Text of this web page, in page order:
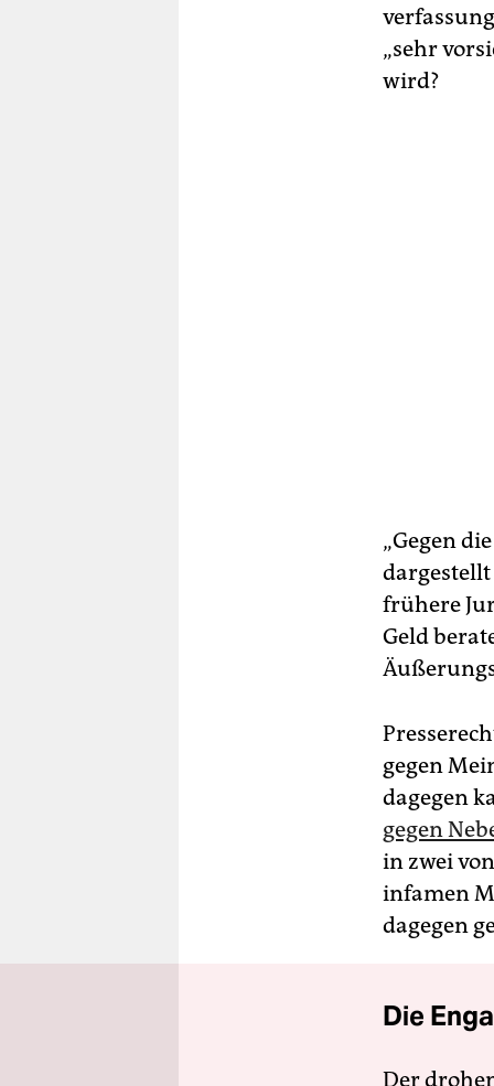
„sehr
wird?
„Gegen
frühere
Geld
gegen
dagegen
gegen
in zwei
infamen
dagegen
Die
Der